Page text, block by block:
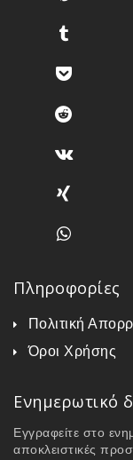
Πληροφορίες
Πολιτική
Όροι Χρήσης
Ενημερωτικό
Εγγραφείτε στο
αποκλειστικές